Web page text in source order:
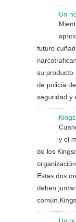
Un
futuro
su
de policía
seguridad y
y el
de los
Estas dos
deben